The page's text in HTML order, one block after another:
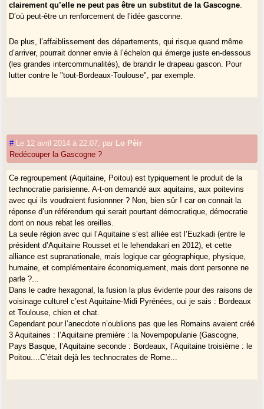
clairement qu’elle ne peut pas être un substitut de la Gascogne
D’où peut-être un renforcement de l’idée gasconne.
De plus, l’affaiblissement des départements, qui risque quand même
d’arriver, pourrait donner envie à l’échelon qui émerge juste en-dessous
(les grandes intercommunalités), de brandir le drapeau gascon. Pour
lutter contre le "tout-Bordeaux-Toulouse", par exemple.
# Le 12 avril 2014 à 22:07 par Lo Pèir
Redécouper la Gascogne ?
Ce regroupement (Aquitaine, Poitou) est typiquement le produit de la
technocratie parisienne. A-t-on demandé aux aquitains, aux poitevins
avec qui ils voudraient fusionnner ? Non, bien sûr ! car on connait la
réponse d’un référendum qui serait pourtant démocratique, démocratie
dont on nous rebat les oreilles.
La seule région avec qui l’Aquitaine s’est alliée est l’Euzkadi (entre le
président d’Aquitaine Rousset et le lehendakari en 2012), et cette
alliance est supranationale, mais logique car géographique, physique,
humaine, et complémentaire économiquement, mais dont personne ne
parle ?...
Dans le cadre hexagonal, la fusion la plus évidente pour des raisons de
voisinage culturel c’est Aquitaine-Midi Pyrénées, oui je sais : Bordeaux
et Toulouse, chien et chat.
Cependant pour l’anecdote n’oublions pas que les Romains avaient créé
3 Aquitaines : l’Aquitaine première : la Novempopulanie (Gascogne,
Pays Basque, l’Aquitaine seconde : Bordeaux, l’Aquitaine troisième : le
Poitou....C’était dejà les technocrates de Rome...